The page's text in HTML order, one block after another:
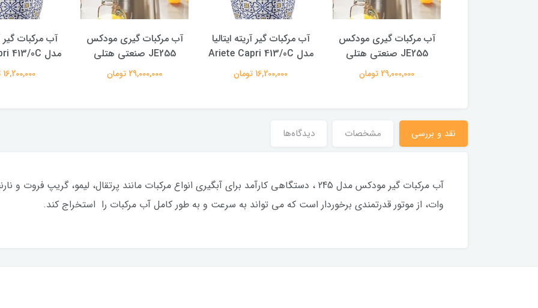
آب مرکبات گیری مودکس
JE255 صنعتی هتلی
29,000,000 تومان
آب مرکبات گیر آریته ایتالیا
مدل Ariete Capri 413/0C
16,200,000 تومان
آب مرکبات گیری مودکس
JE255 صنعتی هتلی
29,000,000 تومان
آب مرکبات گیر
مدل Ariete Capri 413/0C
16,200,000 تومان
نقد و بررسی مشخصات دیدگاه‌ها
وات، از موتور قدرتمندی برخوردار است که می تواند به سرعت و به طور کامل آب مرکبات را استخراج کند.